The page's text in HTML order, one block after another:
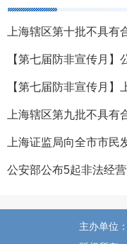
上海证监局向全市市民
主办单位